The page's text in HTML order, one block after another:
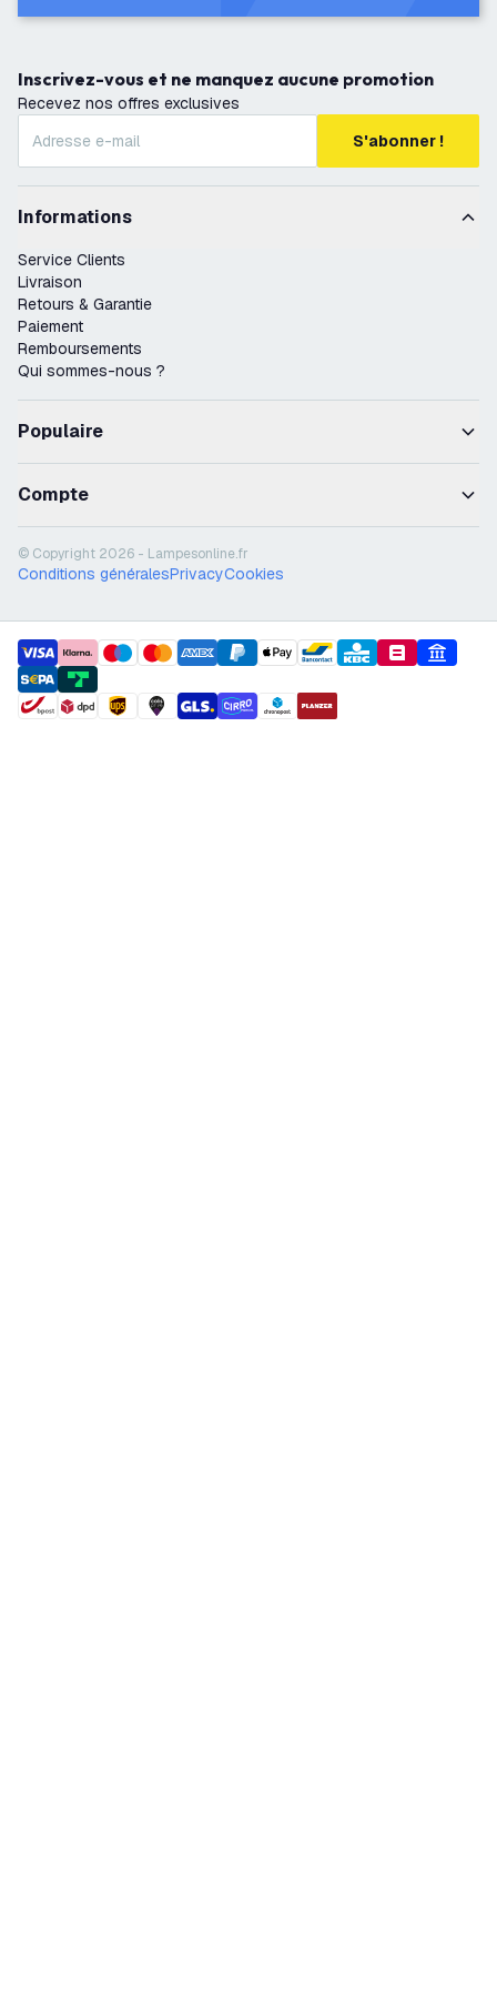
Inscrivez-vous et ne manquez aucune promotion
Recevez nos offres exclusives
S'abonner !
Informations
Service Clients
Livraison
Retours & Garantie
Paiement
Remboursements
Qui sommes-nous ?
Populaire
Compte
© Copyright 2026 - Lampesonline.fr
Conditions généralesPrivacyCookies
payment methods
shipment methods